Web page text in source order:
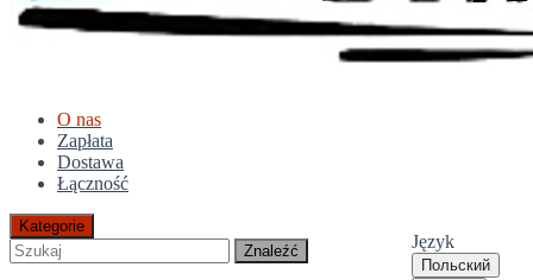
O nas
Zapłata
Dostawa
Łączność
Język
Польский
Kategorie
Znaleźć